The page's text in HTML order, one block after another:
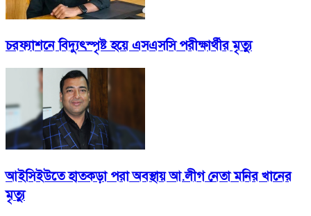
চরফ্যাশনে বিদ্যুৎস্পৃষ্ট হয়ে এসএসসি পরীক্ষার্থীর মৃত্যু
আইসিইউতে হাতকড়া পরা অবস্থায় আ.লীগ নেতা মনির খানের
মৃত্যু